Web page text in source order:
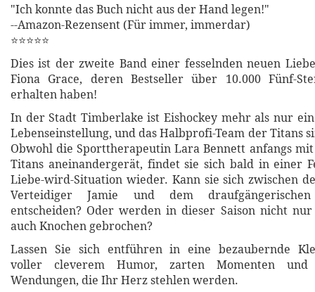
"Ich konnte das Buch nicht aus der Hand legen!"
--Amazon-Rezensent (Für immer, immerdar)
⭐⭐⭐⭐⭐
Dies ist der zweite Band einer fesselnden neuen
Fiona Grace, deren Bestseller über 10.000 Fünf-
erhalten haben!
In der Stadt Timberlake ist Eishockey mehr als nur
Lebenseinstellung, und das Halbprofi-Team der Titans
Obwohl die Sporttherapeutin Lara Bennett anfangs
Titans aneinandergerät, findet sie sich bald in einer
Liebe-wird-Situation wieder. Kann sie sich zwischen
Verteidiger Jamie und dem
entscheiden? Oder werden in dieser Saison nicht
auch Knochen gebrochen?
Lassen Sie sich entführen in eine bezaubernde
voller cleverem Humor, zarten Momenten und
Wendungen, die Ihr Herz stehlen werden.